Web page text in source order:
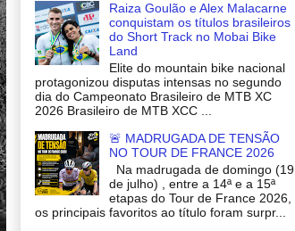
Raiza Goulão e Alex Malacarne
conquistam os títulos brasileiros
do Short Track no Mobai Bike
Land
Elite do mountain bike nacional
protagonizou disputas intensas no segundo
dia do Campeonato Brasileiro de MTB XC
2026 Brasileiro de MTB XCC ...
🚨 MADRUGADA DE TENSÃO
NO TOUR DE FRANCE 2026
Na madrugada de domingo (19
de julho) , entre a 14ª e a 15ª
etapas do Tour de France 2026,
os principais favoritos ao título foram surpr...